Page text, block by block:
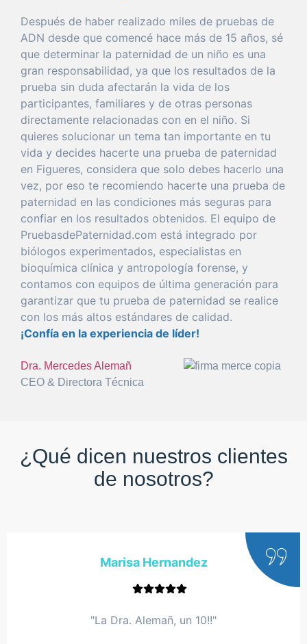
Después de haber realizado miles de pruebas de
ADN desde que comencé hace más de 15 años, sé
que determinar la paternidad de un niño es una
gran responsabilidad, ya que los resultados de la
prueba sin duda afectarán la vida de los
participantes, familiares y de otras personas
directamente relacionadas con en el niño. Si
quieres solucionar un tema tan importante en tu
vida y decides hacerte una prueba de paternidad
en Figueres, considera que solo debes hacerlo una
vez, por eso te recomiendo hacerte una prueba de
paternidad en las condiciones más seguras para
confiar en los resultados obtenidos. El equipo de
PruebasdePaternidad.com está integrado por
biólogos experimentados, especialistas en
bioquímica clínica y antropología forense, y
contamos con equipos de última generación para
garantizar que tu prueba de paternidad se realice
con los más altos estándares de calidad.
¡Confía en la experiencia de líder!
Dra. Mercedes Alemañ
CEO & Directora Técnica
¿Qué dicen nuestros clientes
de nosotros?
Marisa Hernandez
"La Dra. Alemañ, un 10!!"